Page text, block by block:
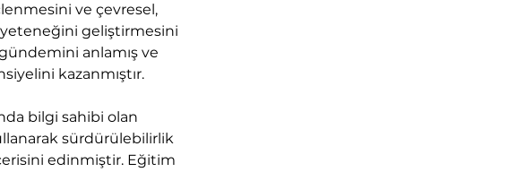
ve çevresel,
geliştirmesini
anlamış ve
kazanmıştır.
bilgi sahibi olan
sürdürülebilirlik
edinmiştir. Eğitim